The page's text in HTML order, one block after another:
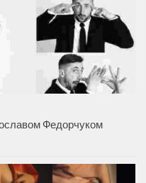
Федорчуком